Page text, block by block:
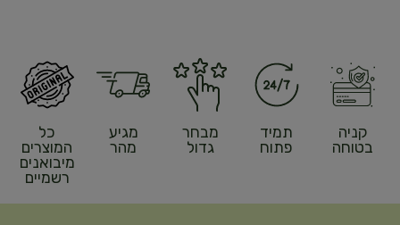
קניה
בטוחה
תמיד
פתוח
מבחר
גדול
מגיע
מהר
כל
המוצרים
מיבואנים
רשמיים